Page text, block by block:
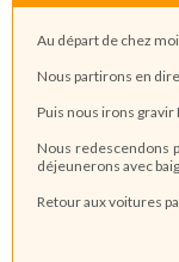
Au départ de chez moi.
Nous partirons en
Puis nous irons gravir
Nous redescendons
déjeunerons avec
Retour aux voitures